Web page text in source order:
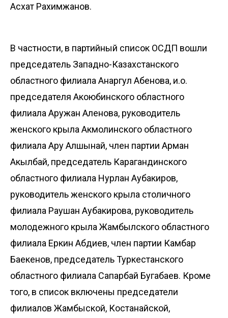
Асхат Рахимжанов.
В частности, в партийный список ОСДП вошли
председатель Западно-Казахстанского
областного филиала Анаргул Абенова, и.о.
председателя Акоюбинского областного
филиала Аружан Аленова, руководитель
женского крыла Акмолинского областного
филиала Ару Алшынай, член партии Арман
Акылбай, председатель Карагандинского
областного филиала Нурлан Аубакиров,
руководитель женского крыла столичного
филиала Раушан Аубакирова, руководитель
молодежного крыла Жамбылского областного
филиала Еркин Абдиев, член партии Камбар
Баекенов, председатель Туркестанского
областного филиала Сапарбай Бугабаев. Кроме
того, в список включены председатели
филиалов Жамбыской, Костанайской,